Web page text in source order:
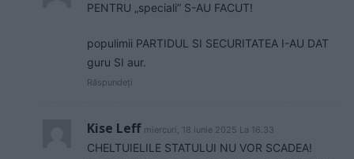
PENTRU „speciali” S-AU FACUT!
populimii PARTIDUL SI SECURITATEA I-AU DAT
guru SI aur.
Răspundeți
Kise Leff miercuri, 18 iunie 2025 La 16.33
CHELTUIELILE STATULUI NU VOR SCADEA!